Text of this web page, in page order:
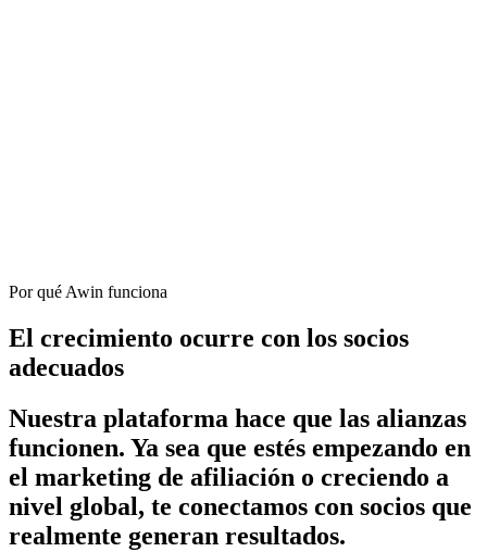
Por qué Awin funciona
El crecimiento ocurre con los socios
adecuados
Nuestra plataforma hace que las alianzas
funcionen. Ya sea que estés empezando en
el marketing de afiliación o creciendo a
nivel global, te conectamos con socios que
realmente generan resultados.